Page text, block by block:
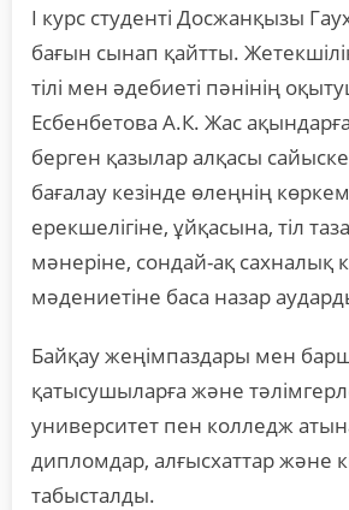
І курс студенті Досжанқызы
бағын сынап қайтты.
тілі мен әдебиеті пәнінің
Есбенбетова А.К. Жас
берген қазылар алқасы
бағалау кезінде өлеңнің
ерекшелігіне, ұйқасына, тіл
мәнеріне, сондай-ақ сахналық
мәдениетіне баса назар
Байқау жеңімпаздары мен
қатысушыларға және
университет пен колледж
дипломдар, алғысхаттар және
табысталды.